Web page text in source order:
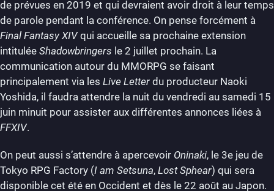
de prévues en 2019 et qui devraient avoir droit à leur temps
de parole pendant la conférence. On pense forcément à
Final Fantasy XIVqui accueille sa prochaine extension
intitulée Shadowbringers le 2 juillet prochain. La
communication autour du MMORPG se faisant
principalement via les Live Letter du producteur Naoki
Yoshida, il faudra attendre la nuit du vendredi au samedi 15
juin minuit pour assister aux différentes annonces liées à
FFXIV.
On peut aussi s’attendre à apercevoir Oninaki, le 3e jeu de
Tokyo RPG Factory (I am Setsuna, Lost Sphear) qui sera
disponible cet été en Occident et dès le 22 août au Japon.